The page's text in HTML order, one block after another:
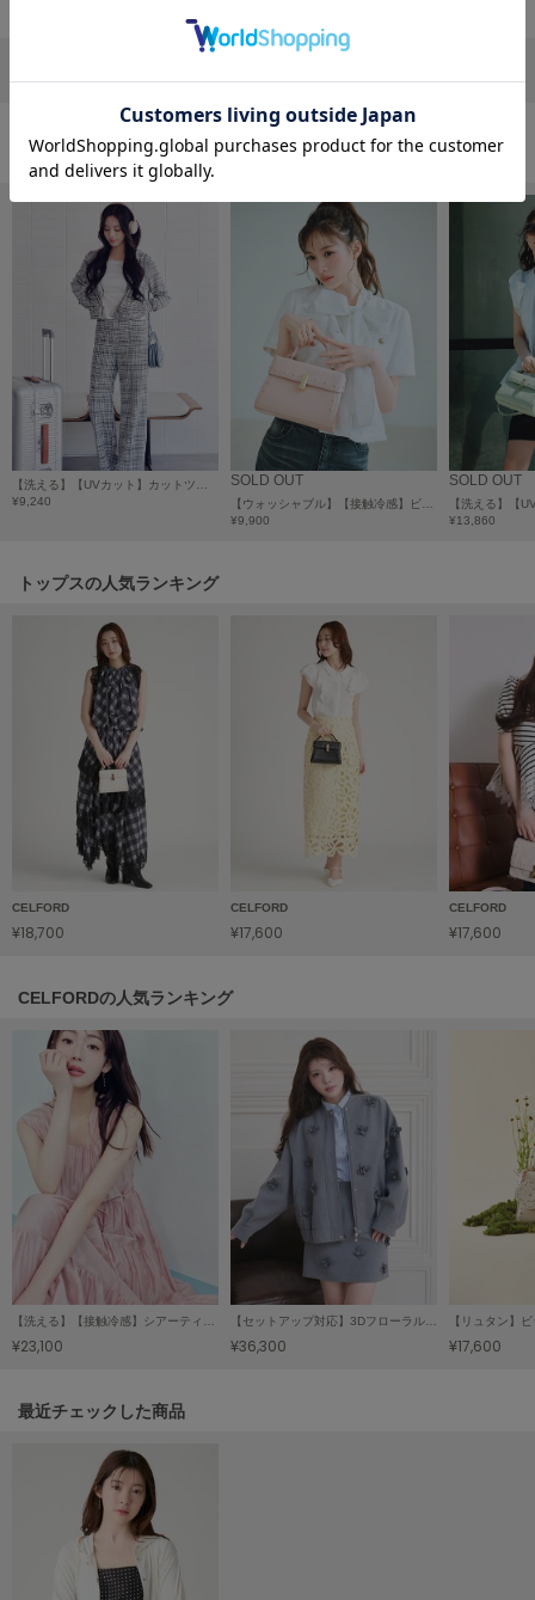
gelato pique
ジェラート ピケ
GELATO PIQUE CAT&DOG
ジェラート ピケ キャットアンドドッグ
gelato pique Sleep
ジェラート ピケ スリープ
GRAMICCI
グラミチ
Henon.
へノン
ホカ オネオネ
ル
LeSportsac
レスポートサック
LILY BROWN
リリーブラウン
LILY BROWN Lingerie
リリーブラウンランジェリー
LITTLE UNION TOKYO
リトルユニオン トウキョウ
made of Organics
MICHU COQUETTE
MIESROHE
ミースロエ
ミーエスミーム
おすすめ商品
¥9,240
SOLD OUT
¥9,900
SOLD OUT
¥13,860
トップスの人気ランキング
CELFORD
¥18,700
CELFORD
¥17,600
CELFORD
¥17,600
CELFORDの人気ランキング
【洗える】【接触冷感】シアーティアードワンピース
¥23,100
【セットアップ対応】3Dフローラルモチーフブルゾン
¥36,300 ¥17,600
関連記事
最近チェックした商品